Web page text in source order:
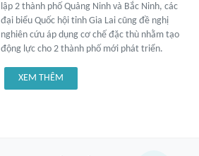
lập 2 thành phố Quảng Ninh và Bắc Ninh, các
đại biểu Quốc hội tỉnh Gia Lai cũng đề nghị
nghiên cứu áp dụng cơ chế đặc thù nhằm tạo
động lực cho 2 thành phố mới phát triển.
XEM THÊM